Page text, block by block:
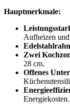
Hauptmerkmale:
Aufheizen
Zwei
28 cm.
Offenes
Energiekosten.